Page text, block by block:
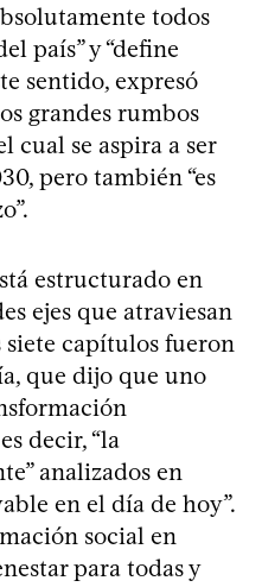
todos
país” y “define
sentido, expresó
grandes rumbos
cual se aspira a ser
pero también “es
estructurado en
ejes que atraviesan
siete capítulos fueron
que dijo que uno
decir, “la
analizados en
en el día de hoy”.
social en
para todas y